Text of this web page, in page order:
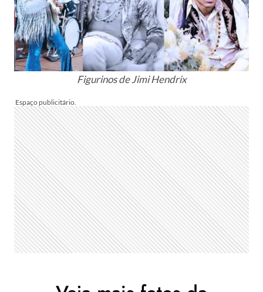
Figurinos de Jimi Hendrix